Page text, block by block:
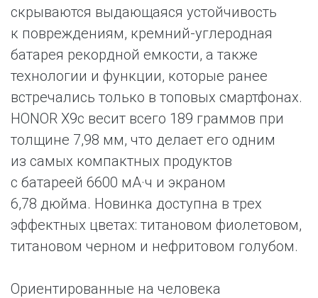
скрываются выдающаяся устойчивость
к повреждениям, кремний-углеродная
батарея рекордной емкости, а также
технологии и функции, которые ранее
встречались только в топовых смартфонах.
HONOR X9c весит всего 189 граммов при
толщине 7,98 мм, что делает его одним
из самых компактных продуктов
с батареей 6600 мА·ч и экраном
6,78 дюйма. Новинка доступна в трех
эффектных цветах: титановом фиолетовом,
титановом черном и нефритовом голубом.
Ориентированные на человека